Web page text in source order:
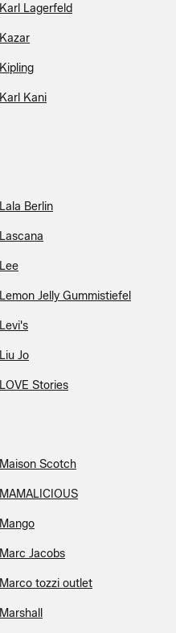
Karl Lagerfeld
Kazar
Kipling
Karl Kani
Lala Berlin
Lascana
Lee
Lemon Jelly Gummistiefel
Levi's
Liu Jo
LOVE Stories
Maison Scotch
MAMALICIOUS
Mango
Marc Jacobs
Marco tozzi outlet
Marshall